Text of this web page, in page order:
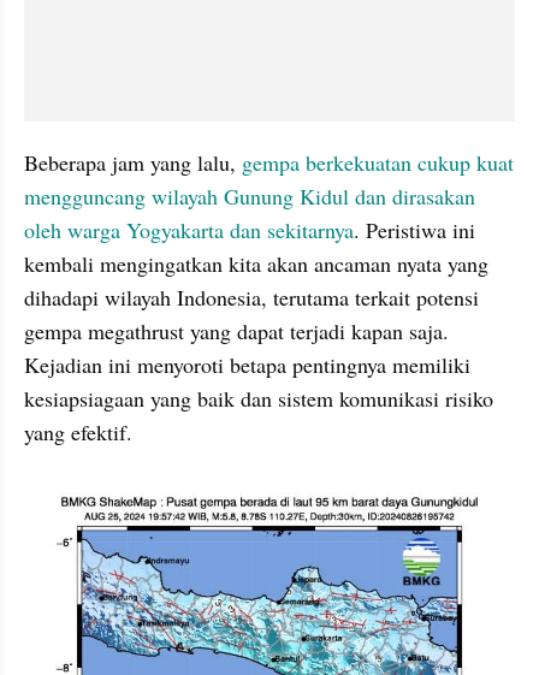
Beberapa jam yang lalu, gempa berkekuatan cukup kuat
mengguncang wilayah Gunung Kidul dan dirasakan
oleh warga Yogyakarta dan sekitarnya. Peristiwa ini
kembali mengingatkan kita akan ancaman nyata yang
dihadapi wilayah Indonesia, terutama terkait potensi
gempa megathrust yang dapat terjadi kapan saja.
Kejadian ini menyoroti betapa pentingnya memiliki
kesiapsiagaan yang baik dan sistem komunikasi risiko
yang efektif.